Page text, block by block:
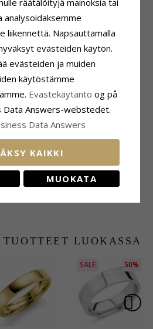
Karaatti: 0,05
OSTAVAT MYÖS
LUOKASSA
SALE 50%
räätälöityjä mainoksia tai
analysoidaksemme
liikennettä. Napsauttamalla
evästeiden käytön.
evästeiden ja muiden
käytöstämme
Evästekäytäntö og på
Data Answers-webstedet.
Data Answers
KAIKKI
MUOKATA